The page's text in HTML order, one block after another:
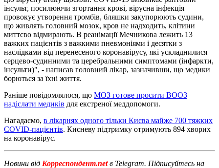
інсульт, посилюючи згортання крові, вірусна інфекція
провокує утворення тромбів, бляшки закупорюють судини,
що живлять головний мозок, кров не надходить, клітини
миттєво відмирають. В реанімації Мечникова лежить 13
важких пацієнтів з важкими пневмоніями і десятки з
наслідками від перенесеного коронавірусу, які ускладнилися
серцево-судинними та церебральними симптомами (інфаркти,
інсульти)", - написав головний лікар, зазначивши, що медики
борються за їхні життя.
Раніше повідомлялося, що МОЗ готове просити ВООЗ
надіслати медиків для екстреної меддопомоги.
Нагадаємо, в лікарнях одного тільки Києва майже 700 тяжких
COVID-пацієнтів. Кисневу підтримку отримують 894 хворих
на коронавірус.
Новини від Корреспондент.netв Telegram. Підписуйтесь на